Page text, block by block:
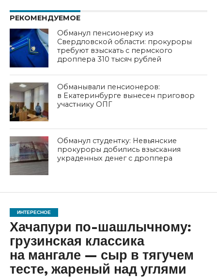
РЕКОМЕНДУЕМОЕ
Обманул пенсионерку из
Свердловской области: прокуроры
требуют взыскать с пермского
дроппера 310 тысяч рублей
Обманывали пенсионеров:
в Екатеринбурге вынесен приговор
участнику ОПГ
Обманул студентку: Невьянские
прокуроры добились взыскания
украденных денег с дроппера
ИНТЕРЕСНОЕ
Хачапури по-шашлычному:
грузинская классика
на мангале — сыр в тягучем
тесте, жареный над углями